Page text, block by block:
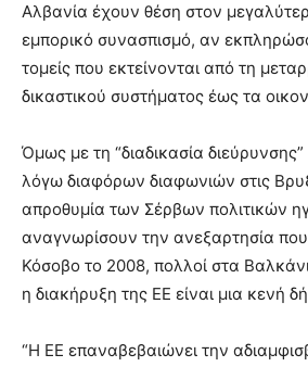
Αλβανία έχουν θέση στον
εμπορικό συνασπισμό, αν
τομείς που εκτείνονται από τη
δικαστικού συστήματος έως τα
Όμως με τη “διαδικασία
λόγω διαφόρων διαφωνιών στις
απροθυμία των Σέρβων πολιτικών
αναγνωρίσουν την ανεξαρτησία
Κόσοβο το 2008, πολλοί στα
η διακήρυξη της ΕΕ είναι μια κενή
“Η ΕΕ επαναβεβαιώνει την